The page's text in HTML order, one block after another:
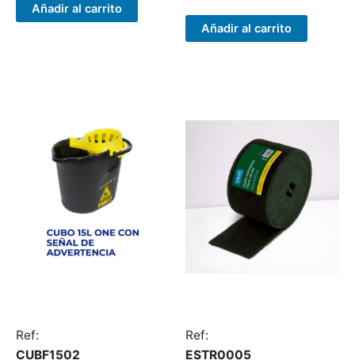
Añadir al carrito
Añadir al carrito
Ref:
CUBF1502
Ref:
ESTR0005